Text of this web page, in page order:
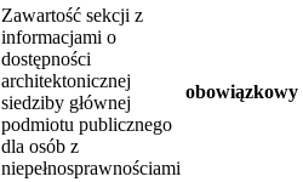
Zawartość sekcji z
informacjami o
dostępności
architektonicznej
siedziby głównej
podmiotu publicznego
dla osób z
niepełnosprawnościami
obowiązkowy